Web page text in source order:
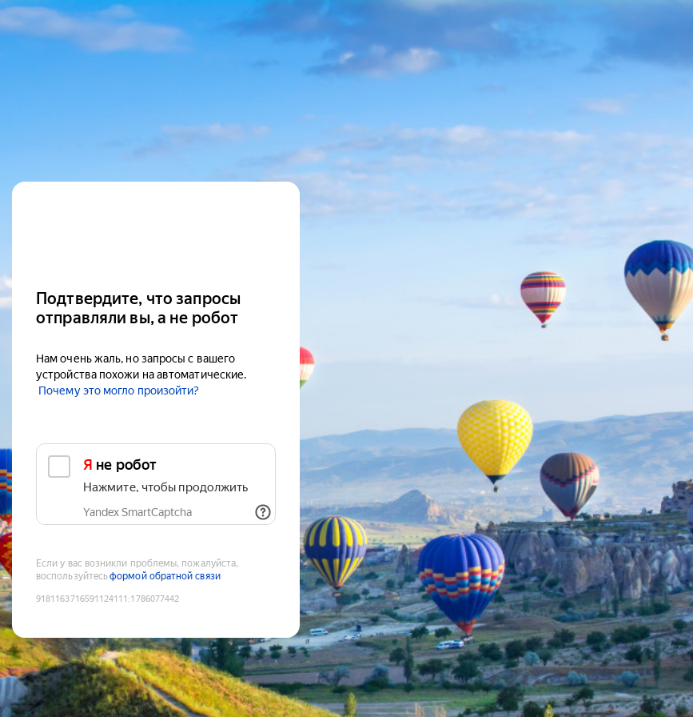
Подтвердите, что запросы
отправляли вы, а не робот
Нам очень жаль, но запросы с вашего
устройства похожи на автоматические.
Почему это могло произойти?
Я не робот
Нажмите, чтобы продолжить
Yandex SmartCaptcha
Если у вас возникли проблемы, пожалуйста,
воспользуйтесьформой обратной связи
9181163716591124111 :1786077442